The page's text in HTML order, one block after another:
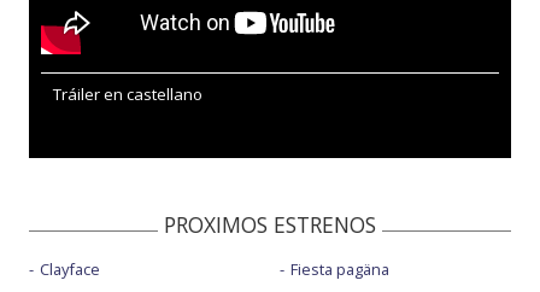
Tráiler en castellano
PROXIMOS ESTRENOS
Clayface
Fiesta pagäna